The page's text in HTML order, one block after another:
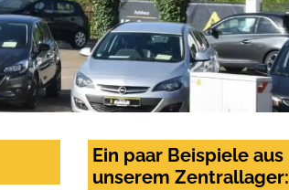
Ein paar Beispiele aus
unserem Zentrallager: